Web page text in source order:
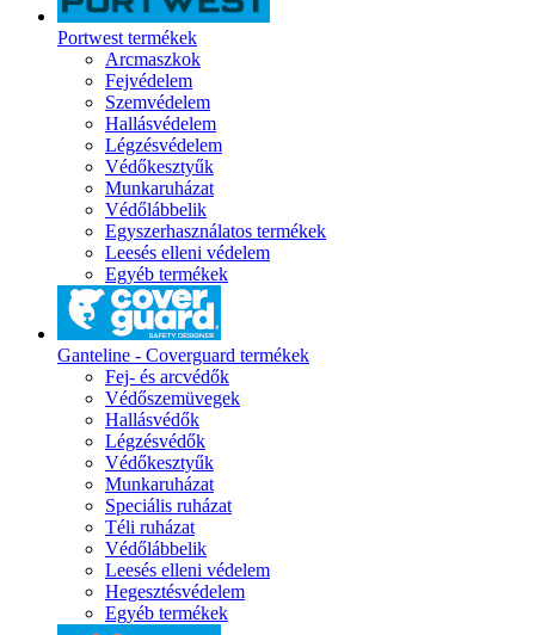
Portwest termékek
Arcmaszkok
Fejvédelem
Szemvédelem
Hallásvédelem
Légzésvédelem
Védőkesztyűk
Munkaruházat
Védőlábbelik
Egyszerhasználatos termékek
Leesés elleni védelem
Egyéb termékek
Ganteline - Coverguard termékek
Fej- és arcvédők
Védőszemüvegek
Hallásvédők
Légzésvédők
Védőkesztyűk
Munkaruházat
Speciális ruházat
Téli ruházat
Védőlábbelik
Leesés elleni védelem
Hegesztésvédelem
Egyéb termékek